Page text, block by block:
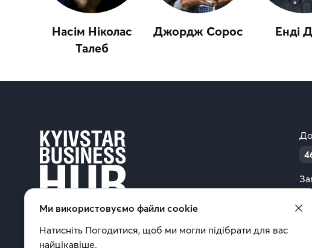
Насім Ніколас
Талеб
Джордж Сорос Енді
Ми використовуємо файли cookie
Натисніть Погодитися, щоб ми могли підібрати для вас
найцікавіше.